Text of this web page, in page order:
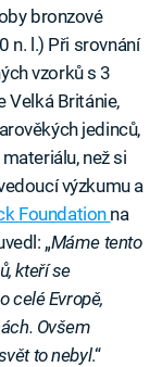
bronzové
n. l.) Při srovnání
vzorků s 3
Velká Británie,
jedinců,
než si
výzkumu a
Foundationna
„Máme tento
kteří se
celé Evropě,
Ovšem
to nebyl.“